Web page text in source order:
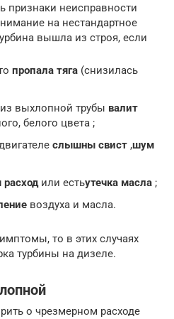
признаки неисправности
на нестандартное
вышла из строя, если
пропала тяга (снизилась
выхлопной трубы валит
белого цвета ;
слышны свист ,шум
расходили естьутечка масла ;
воздуха и масла.
то в этих случаях
турбины на дизеле.
о чрезмерном расходе